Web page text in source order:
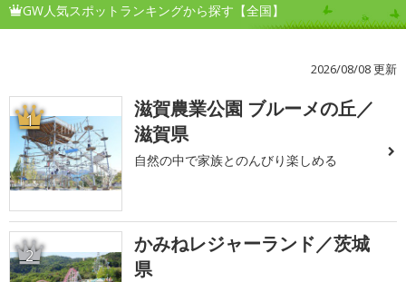
GW人気スポットランキングから探す【全国】
2026/08/08 更新
1
滋賀農業公園 ブルーメの丘／
滋賀県
自然の中で家族とのんびり楽しめる
2
かみねレジャーランド／茨城
県